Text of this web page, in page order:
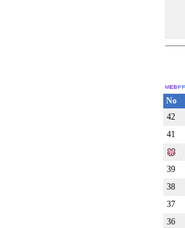
No
42
41
39
38
37
36